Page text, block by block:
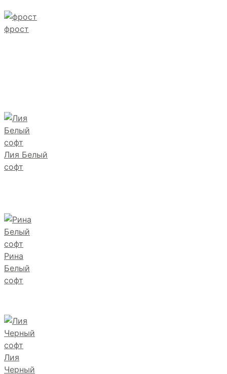
фрост
Лия Белый
софт
Рина
Белый
софт
Лия
Черный